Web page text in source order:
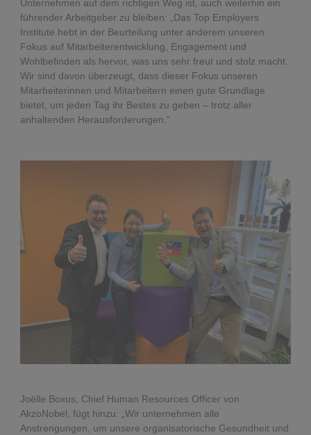
Unternehmen auf dem richtigen Weg ist, auch weiterhin ein
führender Arbeitgeber zu bleiben: „Das Top Employers
Institute hebt in der Beurteilung unter anderem unseren
Fokus auf Mitarbeiterentwicklung, Engagement und
Wohlbefinden als hervor, was uns sehr freut und stolz macht.
Wir sind davon überzeugt, dass dieser Fokus unseren
Mitarbeiterinnen und Mitarbeitern einen gute Grundlage
bietet, um jeden Tag ihr Bestes zu geben – trotz aller
anhaltenden Herausforderungen.“
Joëlle Boxus, Chief Human Resources Officer von
AkzoNobel, fügt hinzu: „Wir unternehmen alle
Anstrengungen, um unsere organisatorische Gesundheit und